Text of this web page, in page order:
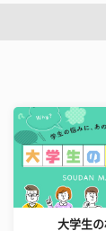
大学生